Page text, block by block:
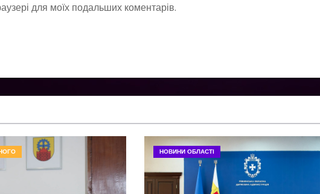
для моїх подальших коментарів.
НОВИНИ ОБЛАСТІ